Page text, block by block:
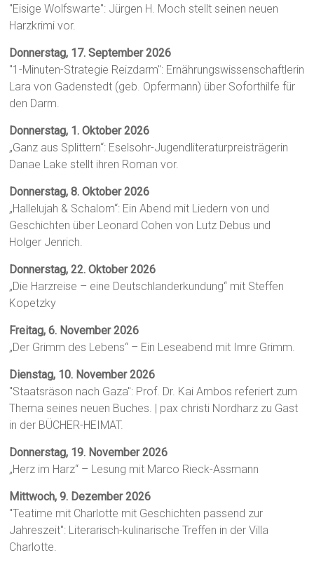
"Eisige Wolfswarte": Jürgen H. Moch stellt seinen neuen
Harzkrimi vor.
Donnerstag, 17. September 2026
"1-Minuten-Strategie Reizdarm": Ernährungswissenschaftlerin
Lara von Gadenstedt (geb. Opfermann) über Soforthilfe für
den Darm.
Donnerstag, 1. Oktober 2026
„Ganz aus Splittern“: Eselsohr-Jugendliteraturpreisträgerin
Danae Lake stellt ihren Roman vor.
Donnerstag, 8. Oktober 2026
„Hallelujah & Schalom“: Ein Abend mit Liedern von und
Geschichten über Leonard Cohen von Lutz Debus und
Holger Jenrich.
Donnerstag, 22. Oktober 2026
„Die Harzreise – eine Deutschlanderkundung“ mit Steffen
Kopetzky
Freitag, 6. November 2026
„Der Grimm des Lebens“ – Ein Leseabend mit Imre Grimm.
Dienstag, 10. November 2026
"Staatsräson nach Gaza": Prof. Dr. Kai Ambos referiert zum
Thema seines neuen Buches. | pax christi Nordharz zu Gast
in der BÜCHER-HEIMAT.
Donnerstag, 19. November 2026
„Herz im Harz“ – Lesung mit Marco Rieck-Assmann
Mittwoch, 9. Dezember 2026
"Teatime mit Charlotte mit Geschichten passend zur
Jahreszeit": Literarisch-kulinarische Treffen in der Villa
Charlotte.